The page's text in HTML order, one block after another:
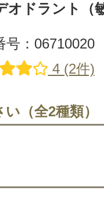
オドラント（
号：06710020
4 (2件)
（全2種類）